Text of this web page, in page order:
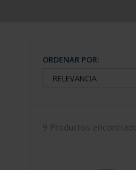
ORDENAR POR:
9 Productos